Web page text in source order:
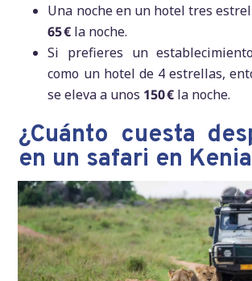
Una noche en un hotel tres
65 € la noche.
Si prefieres un
como un hotel de 4 estrellas,
se eleva a unos 150 € la noche.
¿Cuánto cuesta
en un safari en